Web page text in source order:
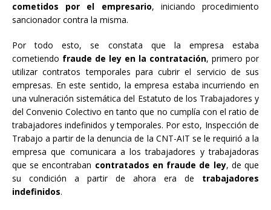
cometidos por el empresario, iniciando procedimiento
sancionador contra la misma.
Por todo esto, se constata que la empresa estaba
cometiendo fraude de ley en la contratación, primero por
utilizar contratos temporales para cubrir el servicio de sus
empresas. En este sentido, la empresa estaba incurriendo en
una vulneración sistemática del Estatuto de los Trabajadores y
del Convenio Colectivo en tanto que no cumplía con el ratio de
trabajadores indefinidos y temporales. Por esto, Inspección de
Trabajo a partir de la denuncia de la CNT-AIT se le requirió a la
empresa que comunicara a los trabajadores y trabajadoras
que se encontraban contratados en fraude de ley, de que
su condición a partir de ahora era de trabajadores
indefinidos.